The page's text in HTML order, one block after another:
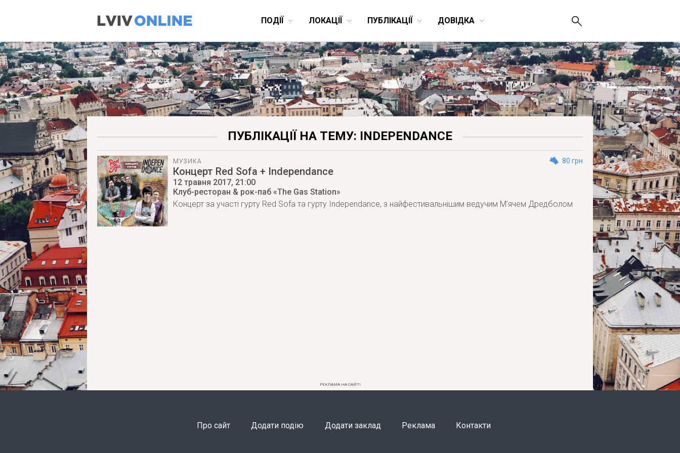
ПОДІЇ ЛОКАЦІЇ ПУБЛІКАЦІЇ ДОВІДКА
ПУБЛІКАЦІЇ НА ТЕМУ: INDEPENDANCE
МУЗИКА 80 грн
Концерт Red Sofa + Independance
12 травня 2017, 21:00
Клуб-ресторан & рок-паб «The Gas Station»
Концерт за участі гурту Red Sofa та гурту Independance, з найфестивальнішим ведучим М'ячем Дредболом
РЕКЛАМА НА САЙТІ
Про сайт Додати подію Додати заклад Реклама Контакти